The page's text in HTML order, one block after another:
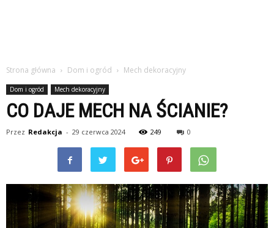
Strona główna Dom i ogród Mech dekoracyjny
Dom i ogród Mech dekoracyjny
CO DAJE MECH NA ŚCIANIE?
Przez Redakcja - 29 czerwca 2024 249 0